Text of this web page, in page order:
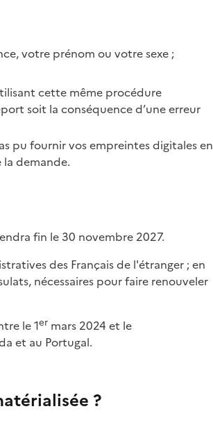
votre prénom ou votre sexe ;
cette même procédure
soit la conséquence d’une erreur
pu fournir vos empreintes digitales en
demande.
fin le 30 novembre 2027.
nécessaires pour faire renouveler
le 1er mars 2024 et le
et au Portugal.
?